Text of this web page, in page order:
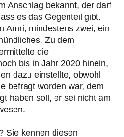
Anschlag bekannt, der darf
es das Gegenteil gibt.
Amri, mindestens zwei, ein
Zu dem
die
bis in Jahr 2020 hinein,
dazu einstellte, obwohl
befragt worden war, dem
haben soll, er sei nicht am
Sie kennen diesen